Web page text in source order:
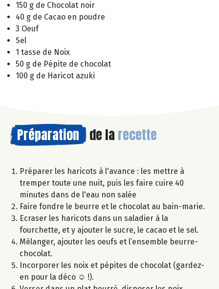
150 g de Chocolat noir
40 g de Cacao en poudre
3 Oeuf
Sel
1 tasse de Noix
50 g de Pépite de chocolat
100 g de Haricot azuki
Préparation de la recette
Préparer les haricots à l'avance : les mettre à
tremper toute une nuit, puis les faire cuire 40
minutes dans de l'eau non salée
Faire fondre le beurre et le chocolat au bain-marie.
Ecraser les haricots dans un saladier à la
fourchette, et y ajouter le sucre, le cacao et le sel.
Mélanger, ajouter les oeufs et l’ensemble beurre-
chocolat.
Incorporer les noix et pépites de chocolat (gardez-
en pour la déco ☺ !).